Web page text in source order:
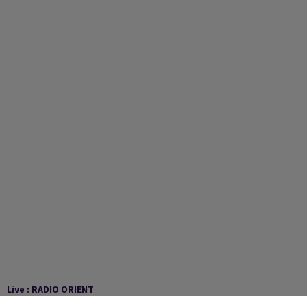
Live : RADIO ORIENT